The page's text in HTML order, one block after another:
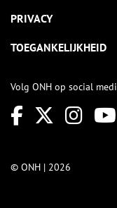
PRIVACY
TOEGANKELIJKHEID
Volg ONH op social
© ONH | 2026